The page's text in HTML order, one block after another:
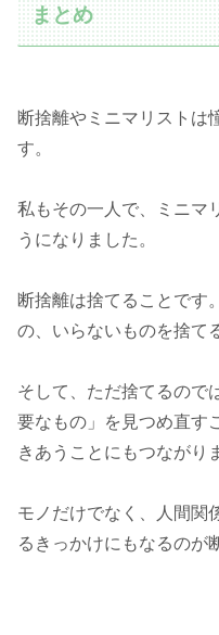
まとめ
断捨離やミニマリストは
す。
私もその一人で、ミニマ
うになりました。
断捨離は捨てることです
の、いらないものを捨て
そして、ただ捨てるので
要なもの」を見つめ直す
きあうことにもつながり
モノだけでなく、人間関
るきっかけにもなるのが